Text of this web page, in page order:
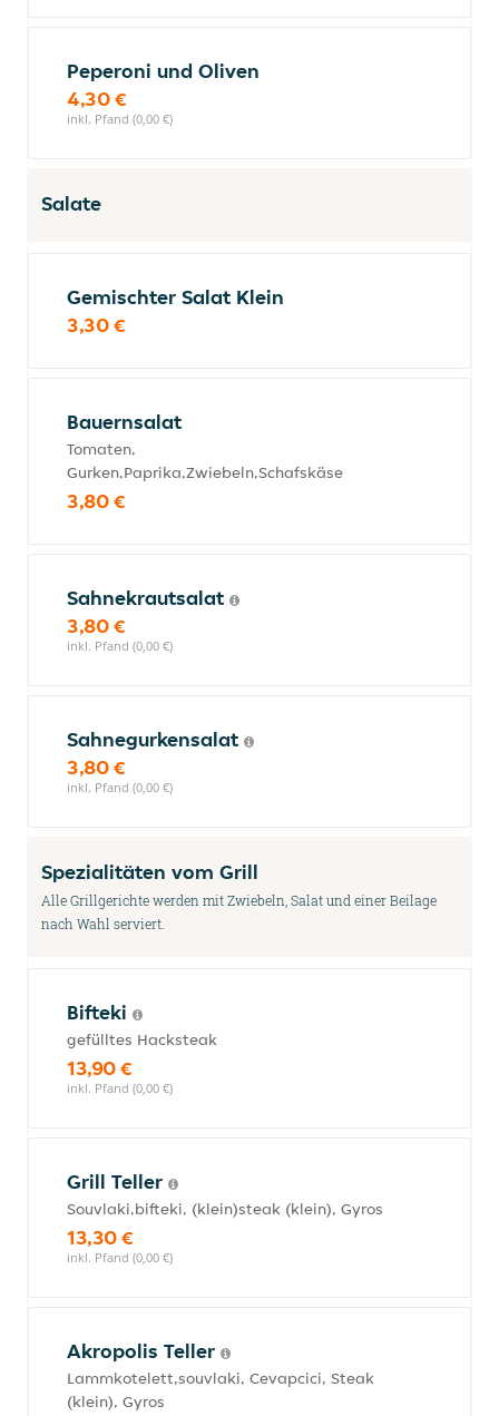
Peperoni und Oliven
4,30 €
inkl. Pfand (0,00 €)
Salate
Gemischter Salat Klein
3,30 €
Bauernsalat
Tomaten,
Gurken,Paprika,Zwiebeln,Schafskäse
3,80 €
Sahnekrautsalat
3,80 €
inkl. Pfand (0,00 €)
Sahnegurkensalat
3,80 €
inkl. Pfand (0,00 €)
Spezialitäten vom Grill
Alle Grillgerichte werden mit Zwiebeln, Salat und einer Beilage
nach Wahl serviert.
Bifteki
gefülltes Hacksteak
13,90 €
inkl. Pfand (0,00 €)
Grill Teller
Souvlaki,bifteki, (klein)steak (klein), Gyros
13,30 €
inkl. Pfand (0,00 €)
Akropolis Teller
Lammkotelett,souvlaki, Cevapcici, Steak
(klein), Gyros